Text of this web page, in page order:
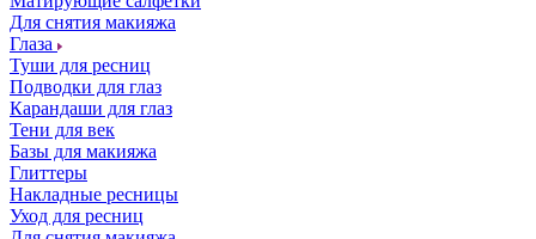
Для снятия макияжа
Глаза
Туши для ресниц
Подводки для глаз
Карандаши для глаз
Тени для век
Базы для макияжа
Глиттеры
Накладные ресницы
Уход для ресниц